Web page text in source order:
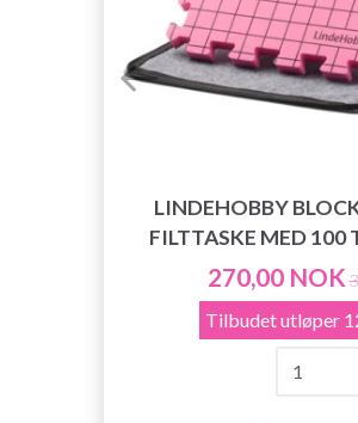
LINDEHOBBY
FILTTASKE MED 100
270,00 NOK
Tilbudet utløper